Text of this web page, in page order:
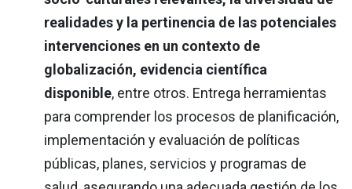
realidades y la pertinencia de las potenciales
intervenciones en un contexto de
globalización, evidencia científica
disponible, entre otros. Entrega herramientas
para comprender los procesos de planificación,
implementación y evaluación de políticas
públicas, planes, servicios y programas de